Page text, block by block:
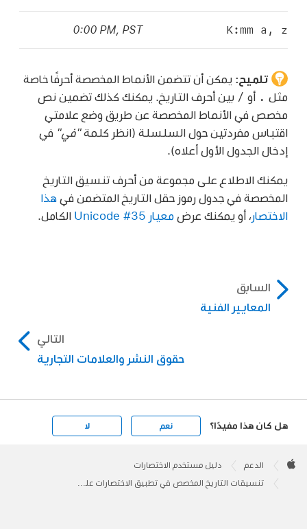
K:mm a, z
‎0:00 PM, PST
تلميح: يمكن أن تتضمن الأنماط المخصصة أحرفًا خاصة
مثل . أو / بين أحرف التاريخ. يمكنك كذلك تضمين نص
مخصص في الأنماط المخصصة عن طريق وضع علامتي
اقتباس مفردتين حول السلسلة (انظر كلمة"في" في
إدخال الجدول الأول أعلاه).
يمكنك الاطلاع على مجموعة من أحرف تنسيق التاريخ
المخصصة في جدول رموز حقل التاريخ المتضمن في هذا
الاختصار، أو يمكنك عرض معيار Unicode #35 الكامل.
السابق
المعايير الفنية
التالي
حقوق النشر والعلامات التجارية
هل كان هذا مفيدًا؟ نعم لا
Footer

الدعم دليل مستخدم الاختصارات